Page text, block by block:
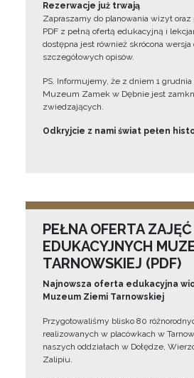
Rezerwacje już trwają
Zapraszamy do planowania wizyt
PDF z pełną ofertą edukacyjną i
dostępna jest również skrócona
szczegółowych opisów.
PS. Informujemy, że z dniem 1 grudnia
Muzeum Zamek w Dębnie jest
zwiedzających.
Odkryjcie z nami świat pełen
PEŁNA OFERTA ZAJĘĆ
EDUKACYJNYCH
TARNOWSKIEJ (PDF)
Najnowsza oferta edukacyjna
Muzeum Ziemi Tarnowskiej
Przygotowaliśmy blisko 80
realizowanych w placówkach w
naszych oddziałach w Dołędze,
Zalipiu.